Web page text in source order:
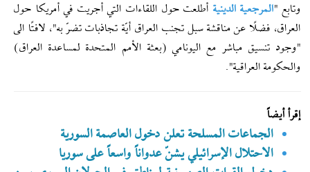
وتابع "المرجعية الدينية أطلعت حول اللقاءات التي أجريت في أمريكا حول
العراق، فضلًا عن مناقشة سبل تجنب العراق أيّة تجاذبات تضرّ به"، لافتًا الى
"وجود تنسيق مباشر مع اليونامي (بعثة الأمم المتحدة لمساعدة العراق)
والحكومة العراقية".
إقرأ أيضاً
الجماعات المسلحة تعلن دخول العاصمة السورية
الاحتلال الإسرائيلي يشنّ عدواناً واسعاً على سوريا